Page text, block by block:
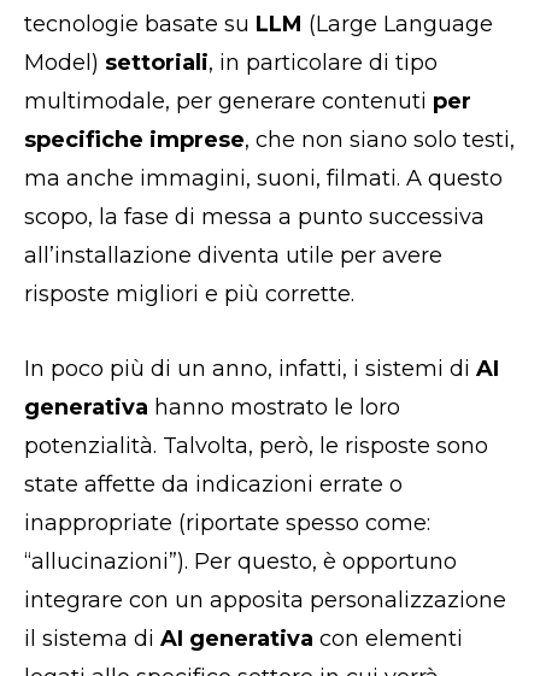
tecnologie basate su LLM (Large Language
Model) settoriali, in particolare di tipo
multimodale, per generare contenuti per
specifiche imprese, che non siano solo testi,
ma anche immagini, suoni, filmati. A questo
scopo, la fase di messa a punto successiva
all’installazione diventa utile per avere
risposte migliori e più corrette.
In poco più di un anno, infatti, i sistemi di AI
generativa hanno mostrato le loro
potenzialità. Talvolta, però, le risposte sono
state affette da indicazioni errate o
inappropriate (riportate spesso come:
“allucinazioni”). Per questo, è opportuno
integrare con un apposita personalizzazione
il sistema di AI generativa con elementi